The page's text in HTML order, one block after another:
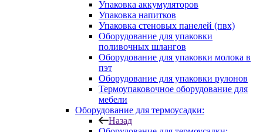
Упаковка аккумуляторов
Упаковка напитков
Упаковка стеновых панелей (пвх)
Оборудование для упаковки
поливочных шлангов
Оборудование для упаковки молока в
пэт
Оборудование для упаковки рулонов
Термоупаковочное оборудование для
мебели
Оборудование для термоусадки:
Назад